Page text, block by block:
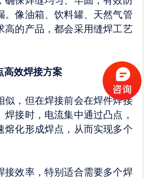
。像油箱、饮料罐、天然气管
高的产品，都会采用缝焊工艺
高效焊接方案​
似，但在焊接前会在焊件焊接
接时，电流集中通过凸点，
熔化形成焊点，从而实现多个
接效率，特别适合需要多个焊